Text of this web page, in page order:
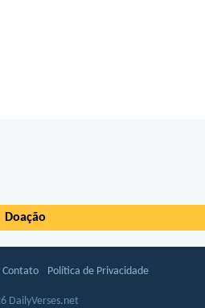
Doação
Contato Política de Privacidade
DailyVerses.net